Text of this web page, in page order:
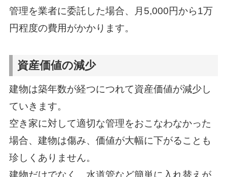
管理を業者に委託した場合、月5,000円から1万
円程度の費用がかかります。
資産価値の減少
建物は築年数が経つにつれて資産価値が減少し
ていきます。
空き家に対して適切な管理をおこなわなかった
場合、建物は傷み、価値が大幅に下がることも
珍しくありません。